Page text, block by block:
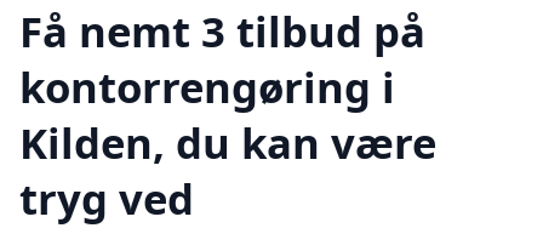
Få nemt 3 tilbud på
kontorrengøring i
Kilden, du kan være
tryg ved